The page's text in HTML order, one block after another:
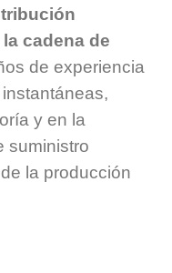
cadena de
de experiencia
y en la
suministro
la producción